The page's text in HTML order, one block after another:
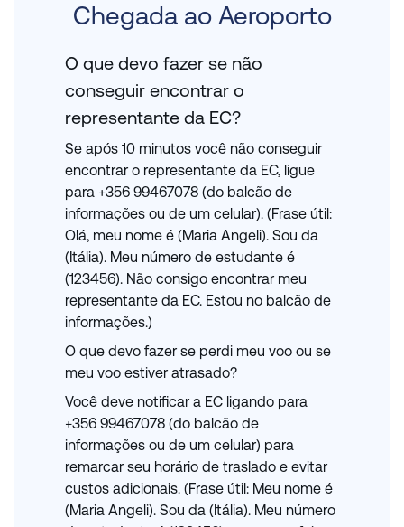
Chegada ao Aeroporto
O que devo fazer se não
conseguir encontrar o
representante da EC?
Se após 10 minutos você não conseguir
encontrar o representante da EC, ligue
para +356 99467078 (do balcão de
informações ou de um celular). (Frase útil:
Olá, meu nome é (Maria Angeli). Sou da
(Itália). Meu número de estudante é
(123456). Não consigo encontrar meu
representante da EC. Estou no balcão de
informações.)
O que devo fazer se perdi meu voo ou se
meu voo estiver atrasado?
Você deve notificar a EC ligando para
+356 99467078 (do balcão de
informações ou de um celular) para
remarcar seu horário de traslado e evitar
custos adicionais. (Frase útil: Meu nome é
(Maria Angeli). Sou da (Itália). Meu número